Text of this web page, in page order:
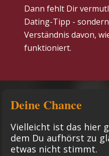
Dann fehlt Dir
Dating-Tipp -
Verständnis davon,
funktioniert.
Deine Chance
Vielleicht ist das hier
dem Du aufhörst zu
etwas nicht stimmt.